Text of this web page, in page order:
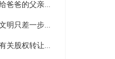
爸爸的父亲节祝福语15篇
明只差一步小学作文
关股权转让协议书4篇